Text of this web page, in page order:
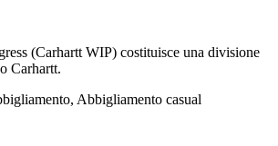
(Carhartt WIP) costituisce una divisione
Carhartt.
Abbigliamento casual